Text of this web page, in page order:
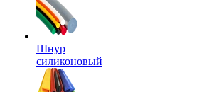
Шнур
силиконовый